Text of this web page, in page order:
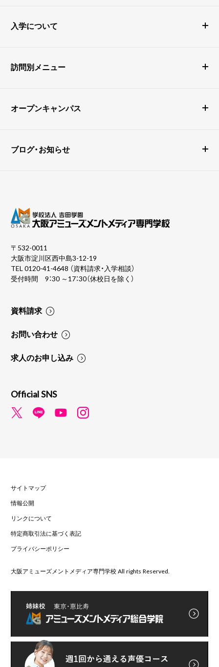
入学について
訪問別メニュー
オープンキャンパス
ブログ・お知らせ
〒532-0011
大阪市淀川区西中島3-12-19
TEL0120-41-4648 （資料請求・入学相談）
受付時間 9：30 ～17：30（休校日を除く）
資料請求
お問い合わせ
求人のお申し込み
Official SNS
サイトマップ
情報公開
リンクについて
特定商取引法に基づく表記
プライバシーポリシー
大阪アミューズメントメディア専門学校 All rights Reserved.